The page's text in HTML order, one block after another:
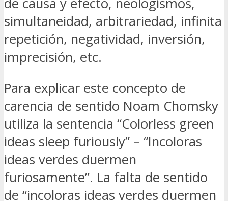
simultaneidad, arbitrariedad, infinita
repetición, negatividad, inversión,
imprecisión, etc.
Para explicar este concepto de
carencia de sentido Noam Chomsky
utiliza la sentencia “Colorless green
ideas sleep furiously” – “Incoloras
ideas verdes duermen
furiosamente”. La falta de sentido
de “incoloras ideas verdes duermen